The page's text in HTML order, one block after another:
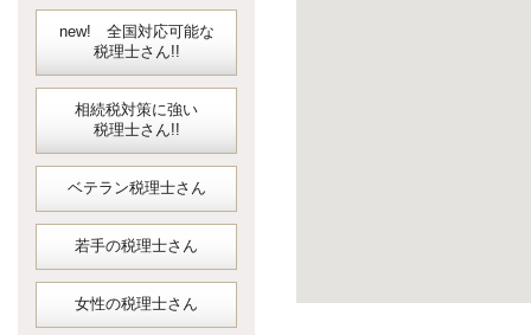
new! 全国対応可能な
税理士さん!!
相続税対策に強い
税理士さん!!
ベテラン税理士さん
若手の税理士さん
女性の税理士さん